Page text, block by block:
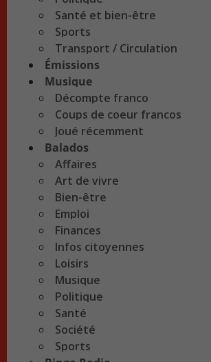
Santé et bien-être
Sports
Transport / Circulation
Émissions
Musique
Décompte franco
Coups de coeur francos
Joué récemment
Balados
Affaires
Art de vivre
Bien-être
Emploi
Finances
Infos citoyennes
Loisirs
Musique
Politique
Santé
Société
Sports